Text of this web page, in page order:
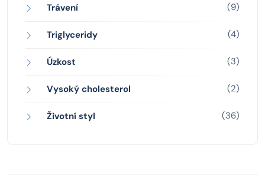
Trávení (9)
Triglyceridy (4)
Úzkost (3)
Vysoký cholesterol (2)
Životní styl (36)